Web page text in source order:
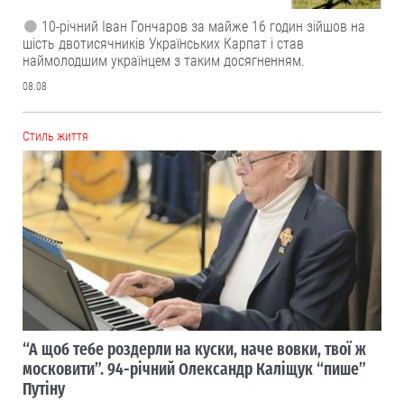
10-річний Іван Гончаров за майже 16 годин зійшов на
шість двотисячників Українських Карпат і став
наймолодшим українцем з таким досягненням.
08.08
Cтиль життя
“А щоб тебе роздерли на куски, наче вовки, твої ж
московити”. 94-річний Олександр Каліщук “пише”
Путіну